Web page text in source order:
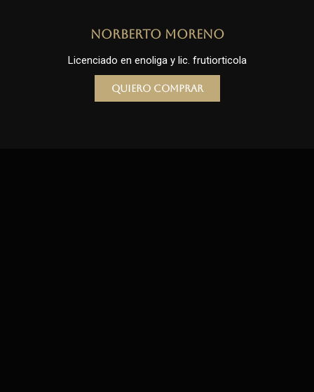
Norberto Moreno
Licenciado en enoliga y lic. frutiorticola
Quiero comprar